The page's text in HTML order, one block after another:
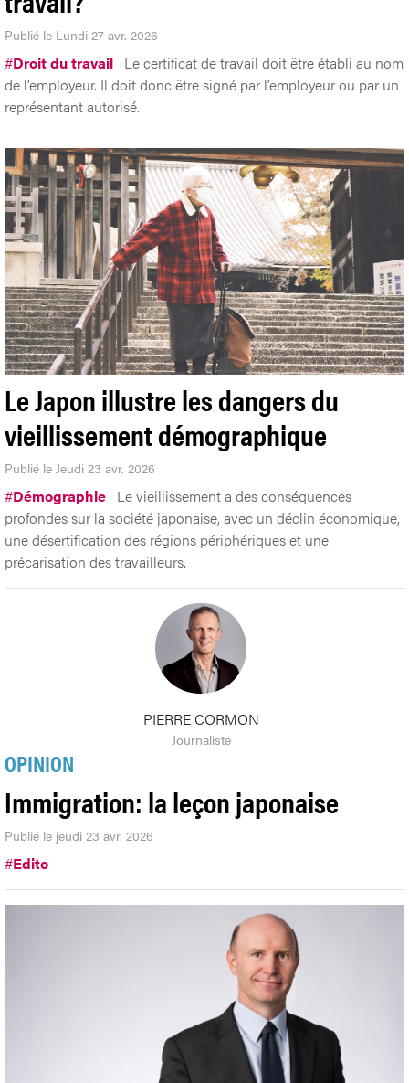
Publié le Lundi 27 avr. 2026
#Droit du travail Le certificat de travail doit être établi au nom
de l’employeur. Il doit donc être signé par l’employeur ou par un
représentant autorisé.
Le Japon illustre les dangers du
vieillissement démographique
Publié le Jeudi 23 avr. 2026
#Démographie Le vieillissement a des conséquences
profondes sur la société japonaise, avec un déclin économique,
une désertification des régions périphériques et une
précarisation des travailleurs.
PIERRE CORMON
Journaliste
OPINION
Immigration: la leçon japonaise
Publié le jeudi 23 avr. 2026
#Edito